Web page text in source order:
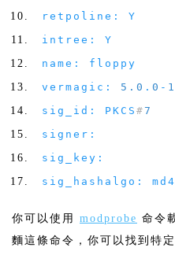
retpoline :
Y
intree :
Y
name :
floppy
vermagic : 5.0 . 0 -
sig_id : PKCS #7
signer :
sig_key :
sig_hashalgo : md4
你可以使用 modprobe 命令
麵這條命令，你可以找到特